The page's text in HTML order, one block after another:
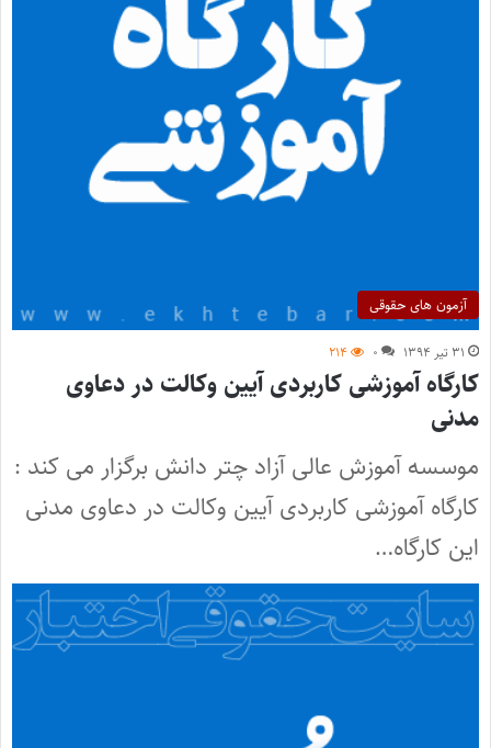
آزمون های حقوقی
۳۱ تیر ۱۳۹۴ ۰ ۲۱۴
کارگاه آموزشی کاربردی آیین وکالت در دعاوی
مدنی
موسسه آموزش عالی آزاد چتر دانش برگزار می کند :
کارگاه آموزشی کاربردی آیین وکالت در دعاوی مدنی
این کارگاه…